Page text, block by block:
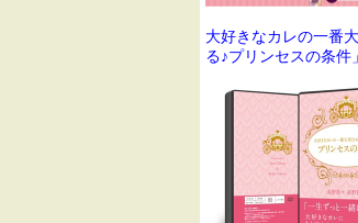
大好きなカレの一番
る♪プリンセスの条件